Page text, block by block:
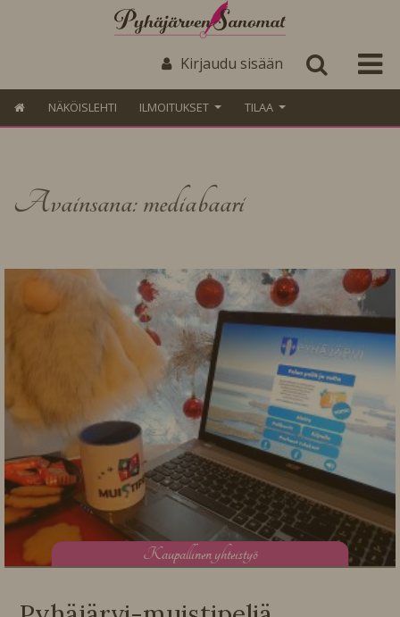
Kirjaudu sisään
NÄKÖISLEHTI ILMOITUKSET TILAA
Avainsana: mediabaari
Kaupallinen yhteistyö